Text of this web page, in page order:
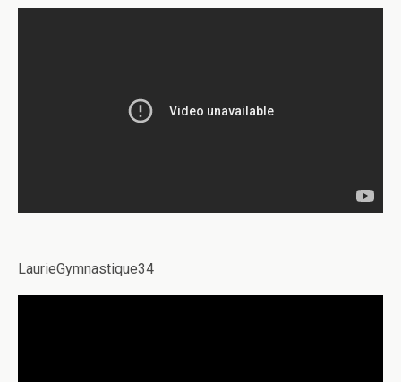
LaurieGymnastique34